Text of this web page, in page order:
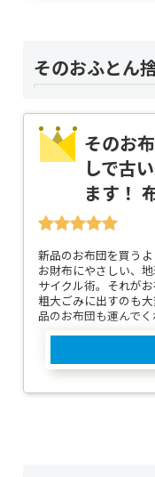
そのおふとん
そのお
しで古
ます！
新品のお布団を買う
お財布にやさしい、
サイクル術。それがお
粗大ごみに出すのも
品のお布団も運んで